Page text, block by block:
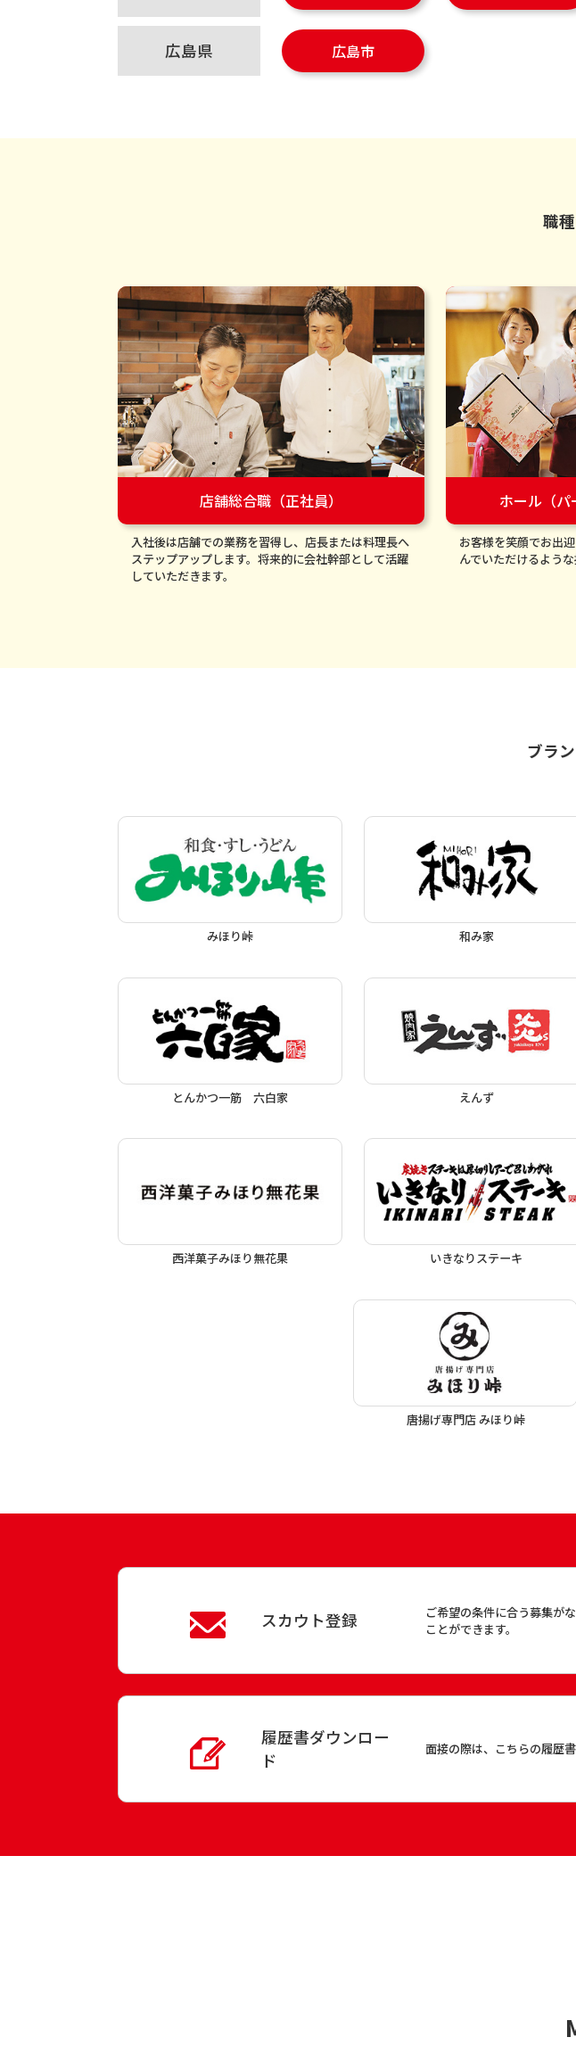
広島県 広島市
職
店舗総合職（正社員）
入社後は店舗での業務を習得し、店長または料理長へ
ステップアップします。将来的に会社幹部として活躍
していただきます。
ホール（パ
お客様を笑顔でお出
んでいただけるような
ブラ
みほり峠 和み家
とんかつ一筋 六白家 えんず
西洋菓子みほり無花果 いきなりステーキ
唐揚げ専門店 みほり峠
スカウト登録
ご希望の条件に合う募集が
ことができます。
履歴書ダウンロー
ド
面接の際は、こちらの履歴